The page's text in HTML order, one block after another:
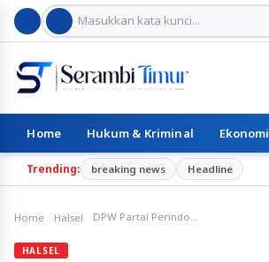
Home Hukum & Kriminal Ekonomi
Trending: breaking news Headline
Home Halsel DPW Partai Perindo Maluku Utara Resmi Dukung Lima Pasangan Calon untuk Pilkada 2024
HALSEL